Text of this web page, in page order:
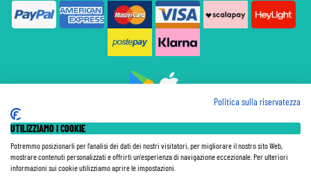
Assicurazione
Le Tariffe pubblicate si intendono per persona (p.p.) con Tasse e Diritti Portuali inclusi. Le quote di
Politica sulla riservatezza
UTILIZZIAMO I COOKIE
Potremmo posizionarli per l'analisi dei dati dei nostri visitatori, per migliorare il nostro sito Web,
mostrare contenuti personalizzati e offrirti un'esperienza di navigazione eccezionale. Per ulteriori
informazioni sui cookie utilizziamo aprire le impostazioni.